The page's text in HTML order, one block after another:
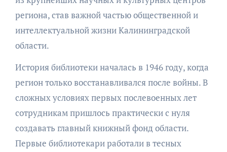
региона, став важной частью общественной и
интеллектуальной жизни Калининградской
области.
История библиотеки началась в 1946 году, когда
регион только восстанавливался после войны. В
сложных условиях первых послевоенных лет
сотрудникам пришлось практически с нуля
создавать главный книжный фонд области.
Первые библиотекари работали в тесных